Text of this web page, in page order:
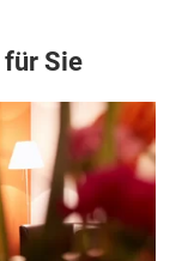
für Sie